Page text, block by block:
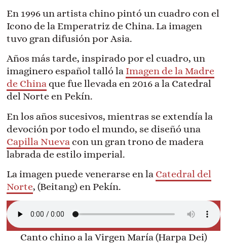
En 1996 un artista chino pintó un cuadro con el
Icono de la Emperatriz de China. La imagen
tuvo gran difusión por Asia.
Años más tarde, inspirado por el cuadro, un
imaginero español talló la Imagen de la Madre
de Chinaque fue llevada en 2016 a la Catedral
del Norte en Pekín.
En los años sucesivos, mientras se extendía la
devoción por todo el mundo, se diseñó una
Capilla Nuevacon un gran trono de madera
labrada de estilo imperial.
La imagen puede venerarse en la Catedral del
Norte, (Beitang) en Pekín.
Canto chino a la Virgen María (Harpa Dei)